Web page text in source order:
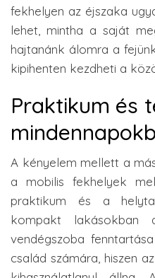
fekhelyen az éjszaka
lehet, mintha a saját
hajtanánk álomra a
kipihenten kezdheti a
Praktikum és
A kényelem mellett a
a mobilis fekhelyek
praktikum és a
kompakt lakásokban
vendégszoba
család számára, hiszen